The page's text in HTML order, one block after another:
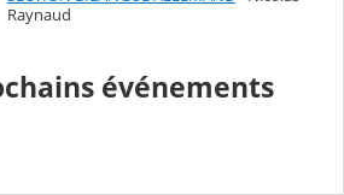
Raynaud
événements